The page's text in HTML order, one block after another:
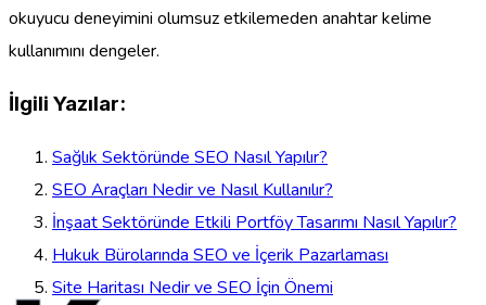
okuyucu deneyimini olumsuz etkilemeden anahtar kelime
kullanımını dengeler.
İlgili Yazılar:
Sağlık Sektöründe SEO Nasıl Yapılır?
SEO Araçları Nedir ve Nasıl Kullanılır?
İnşaat Sektöründe Etkili Portföy Tasarımı Nasıl Yapılır?
Hukuk Bürolarında SEO ve İçerik Pazarlaması
Site Haritası Nedir ve SEO İçin Önemi